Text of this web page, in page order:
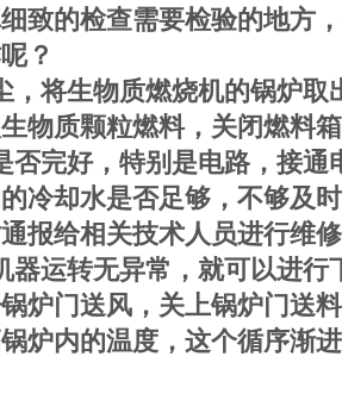
致的检查需要检验的地方
？
将生物质燃烧机的锅炉取
质颗粒燃料，关闭燃料箱
完好，特别是电路，接通
冷却水是否足够，不够及
报给相关技术人员进行维修
运转无异常，就可以进行
炉门送风，关上锅炉门送
炉内的温度，这个循序渐